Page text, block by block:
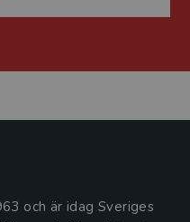
och är idag Sveriges